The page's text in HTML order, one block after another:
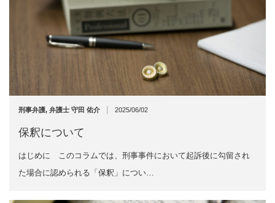
刑事弁護, 弁護士 守田 佑介 | 2025/06/02
保釈について
はじめに このコラムでは、刑事事件において起訴後に勾留され
た場合に認められる「保釈」につい…